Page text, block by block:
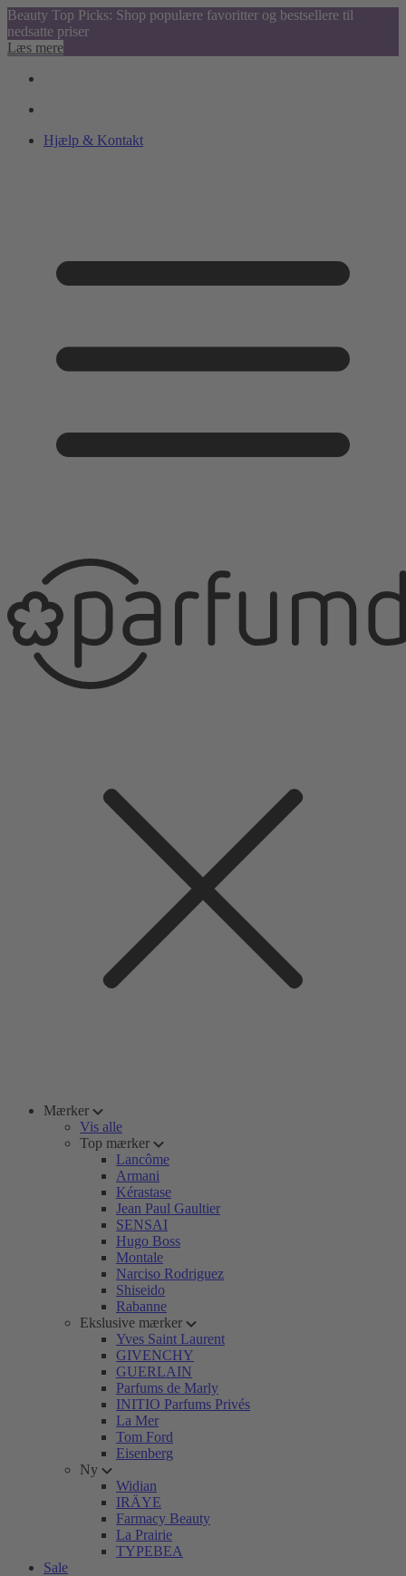
Beauty Top Picks: Shop populære favoritter og bestsellere til
nedsatte priser
Læs mere
Hjælp & Kontakt
Mærker
Vis alle
Top mærker
Lancôme
Armani
Kérastase
Jean Paul Gaultier
SENSAI
Hugo Boss
Montale
Narciso Rodriguez
Shiseido
Rabanne
Ekslusive mærker
Yves Saint Laurent
GIVENCHY
GUERLAIN
Parfums de Marly
INITIO Parfums Privés
La Mer
Tom Ford
Eisenberg
Ny
Widian
IRÄYE
Farmacy Beauty
La Prairie
TYPEBEA
Sale